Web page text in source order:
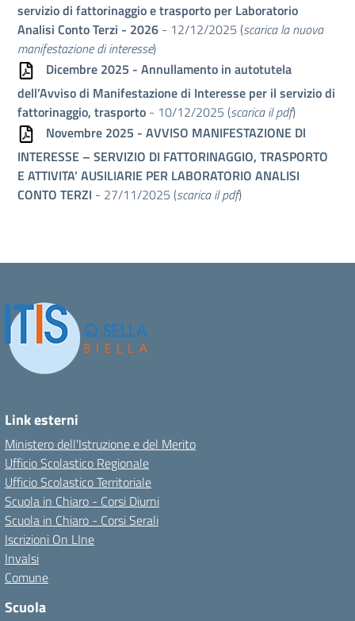
servizio di fattorinaggio e trasporto per Laboratorio
Analisi Conto Terzi - 2026 - 12/12/2025 (scarica la nuova
manifestazione di interesse)
Dicembre 2025 - Annullamento in autotutela
dell’Avviso di Manifestazione di Interesse per il servizio di
fattorinaggio, trasporto - 10/12/2025 (scarica il pdf)
Novembre 2025 - AVVISO MANIFESTAZIONE Dl
INTERESSE – SERVIZIO DI FATTORINAGGIO, TRASPORTO
E ATTIVITA’ AUSILIARIE PER LABORATORIO ANALISI
CONTO TERZI - 27/11/2025 (scarica il pdf)
Link esterni
Ministero dell'Istruzione e del Merito
Ufficio Scolastico Regionale
Ufficio Scolastico Territoriale
Scuola in Chiaro - Corsi Diurni
Scuola in Chiaro - Corsi Serali
Iscrizioni On LIne
Invalsi
Comune
Scuola